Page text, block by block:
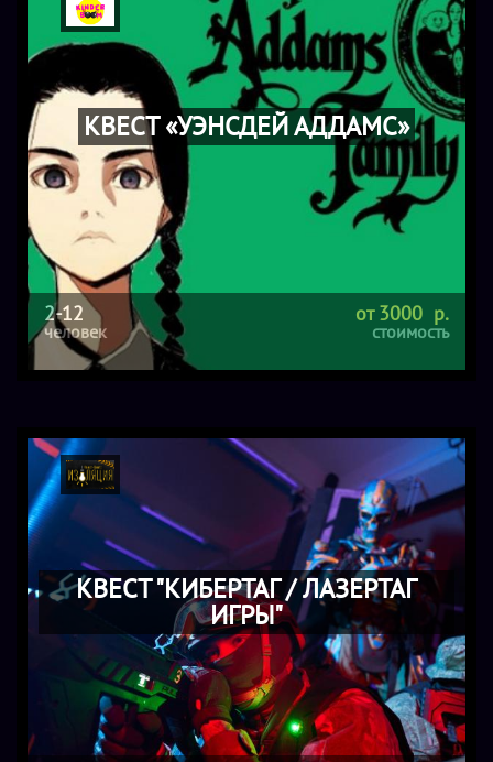
КВЕСТ «УЭНСДЕЙ АДДАМС»
2-12
человек
от 3000 р.
стоимость
КВЕСТ "КИБЕРТАГ / ЛАЗЕРТАГ
ИГРЫ"